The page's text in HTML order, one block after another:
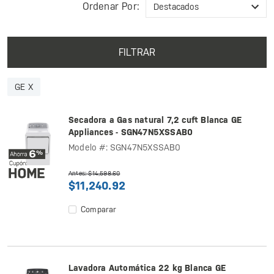
Ordenar Por:
FILTRAR
GE X
Secadora a Gas natural 7,2 cuft Blanca GE
Appliances - SGN47N5XSSAB0
Modelo #: SGN47N5XSSAB0
Antes: $14,598.60
$11,240.92
Comparar
Lavadora Automática 22 kg Blanca GE